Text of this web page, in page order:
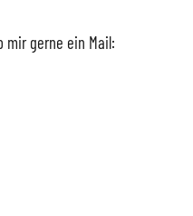
mir gerne ein Mail: